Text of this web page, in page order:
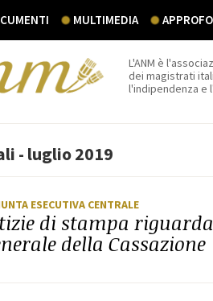
MULTIMEDIA
L'ANM è
dei magistrati
l'indipendenza e
- luglio 2019
ESECUTIVA CENTRALE
di stampa
della Cassazione